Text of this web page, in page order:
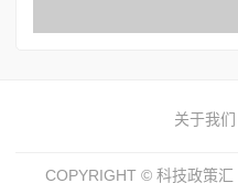
关于我们
COPYRIGHT © 科技政策汇